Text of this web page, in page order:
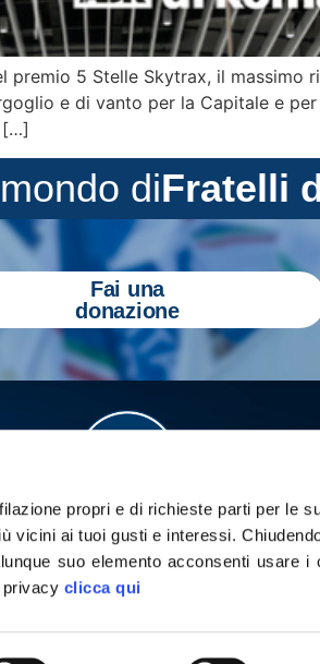
propri e di richieste parti per le
vicini ai tuoi gusti e interessi.
suo elemento acconsenti usare i
privacy clicca qui
5 Stelle Skytrax, il massimo
e di vanto per la Capitale e
[…]
diFratelli
Fai una
donazione
Tricolore per tenerti